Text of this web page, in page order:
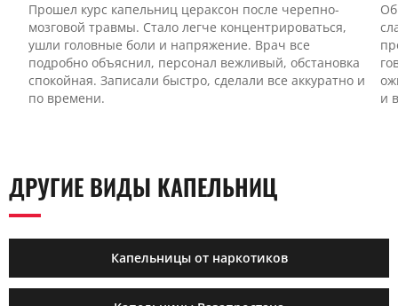
Прошел курс капельниц цераксон после черепно-
мозговой травмы. Стало легче концентрироваться,
ушли головные боли и напряжение. Врач все
подробно объяснил, персонал вежливый, обстановка
спокойная. Записали быстро, сделали все аккуратно и
по времени.
и
ДРУГИЕ ВИДЫ КАПЕЛЬНИЦ
Капельницы от наркотиков